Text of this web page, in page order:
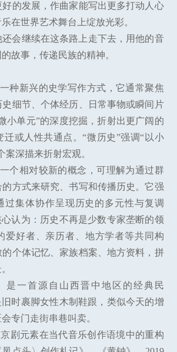
的发展，作曲家能写出更多打动人心
在世界艺术舞台上绽放光彩。
会继续在这条路上走下去，用他的音
故事，传递民族的精神。
种新兴的史学写作方式，它通常聚焦
细节、个体经历、日常事物或瞬间片
小单元”的深度挖掘，折射出更广阔的
迁或人性共通点。“微历史”强调“以小
案深描来折射宏观。
个相对较新的概念，可理解为通过群
方式来研究、书写和传播历史。它强
过集体协作呈现历史的多元性与复调
认为：历史不再是少数专家垄断的领
爱好者、亲历者、地方学者等共同构
个体记忆、家族档案、地方资料，拼
是一首源自山西晋中地区的经典民
时裹脚女性木制鞋跟，类似今天的增
专门走街串巷叫卖。
剧元素在当代音乐创作语境中的重构